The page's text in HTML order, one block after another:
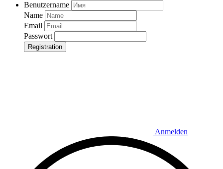
Benutzername
Name
Email
Passwort
Registration
Anmelden